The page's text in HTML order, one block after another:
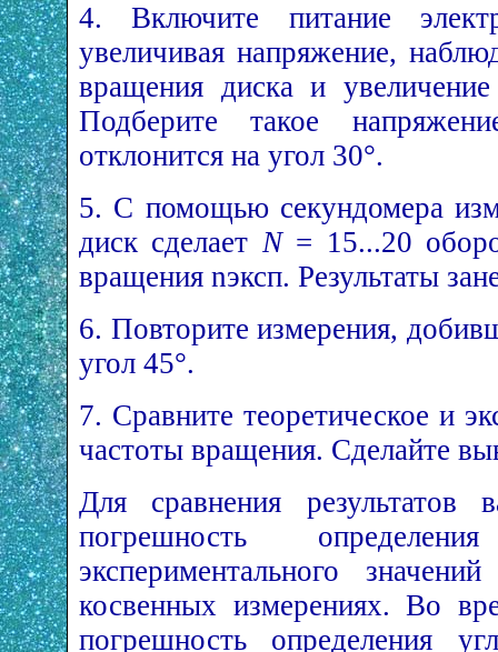
4. Включите питание
увеличивая напряжение,
вращения диска и
Подберите такое
отклонится на угол 30°.
5. С помощью секундомера
диск сделает N= 15...20
вращения nэксп. Результаты
6. Повторите измерения,
угол 45°.
7. Сравните теоретическое и
частоты вращения. Сделайте
Для сравнения результатов
погрешность
экспериментального
косвенных измерениях. Во
погрешность определения